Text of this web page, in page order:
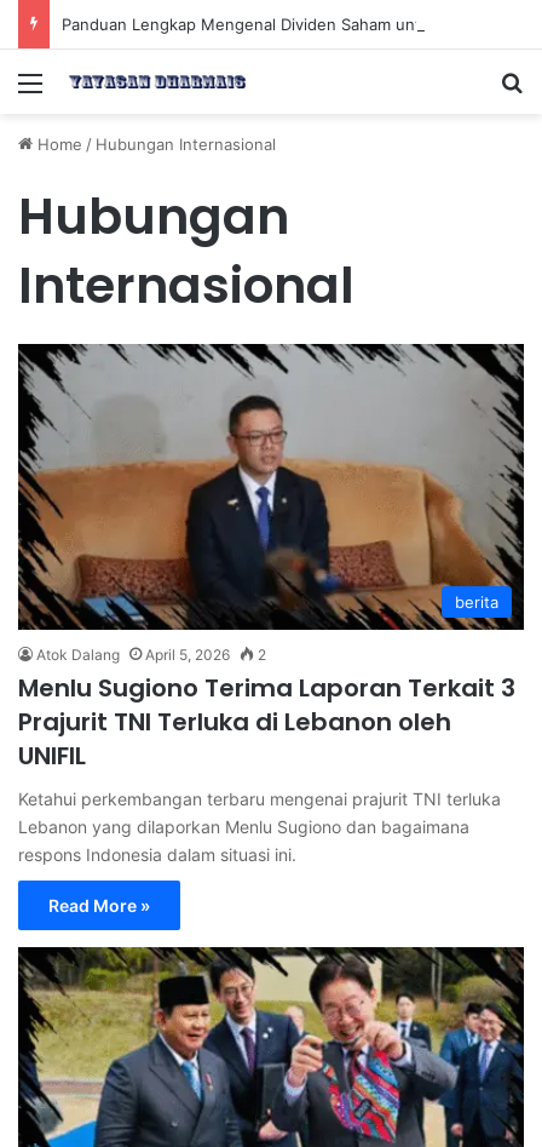
Menu
Home / Hubungan Internasional
Hubungan
Internasional
berita
Atok Dalang April 5, 2026 2
Menlu Sugiono Terima Laporan Terkait 3
Prajurit TNI Terluka di Lebanon oleh
UNIFIL
Ketahui perkembangan terbaru mengenai prajurit TNI terluka
Lebanon yang dilaporkan Menlu Sugiono dan bagaimana
respons Indonesia dalam situasi ini.
Read More »